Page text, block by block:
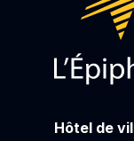
Hôtel de